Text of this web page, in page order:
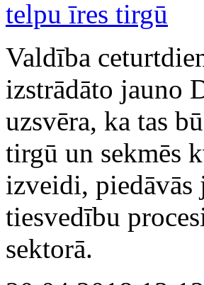
Valdība
izstrādāto jauno
uzsvēra, ka tas
tirgū un sekmēs
izveidi,
tiesvedību
sektorā.